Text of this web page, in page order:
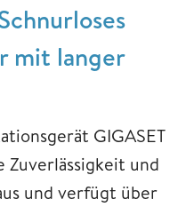
mit langer
GIGASET
Zuverlässigkeit und
und verfügt über